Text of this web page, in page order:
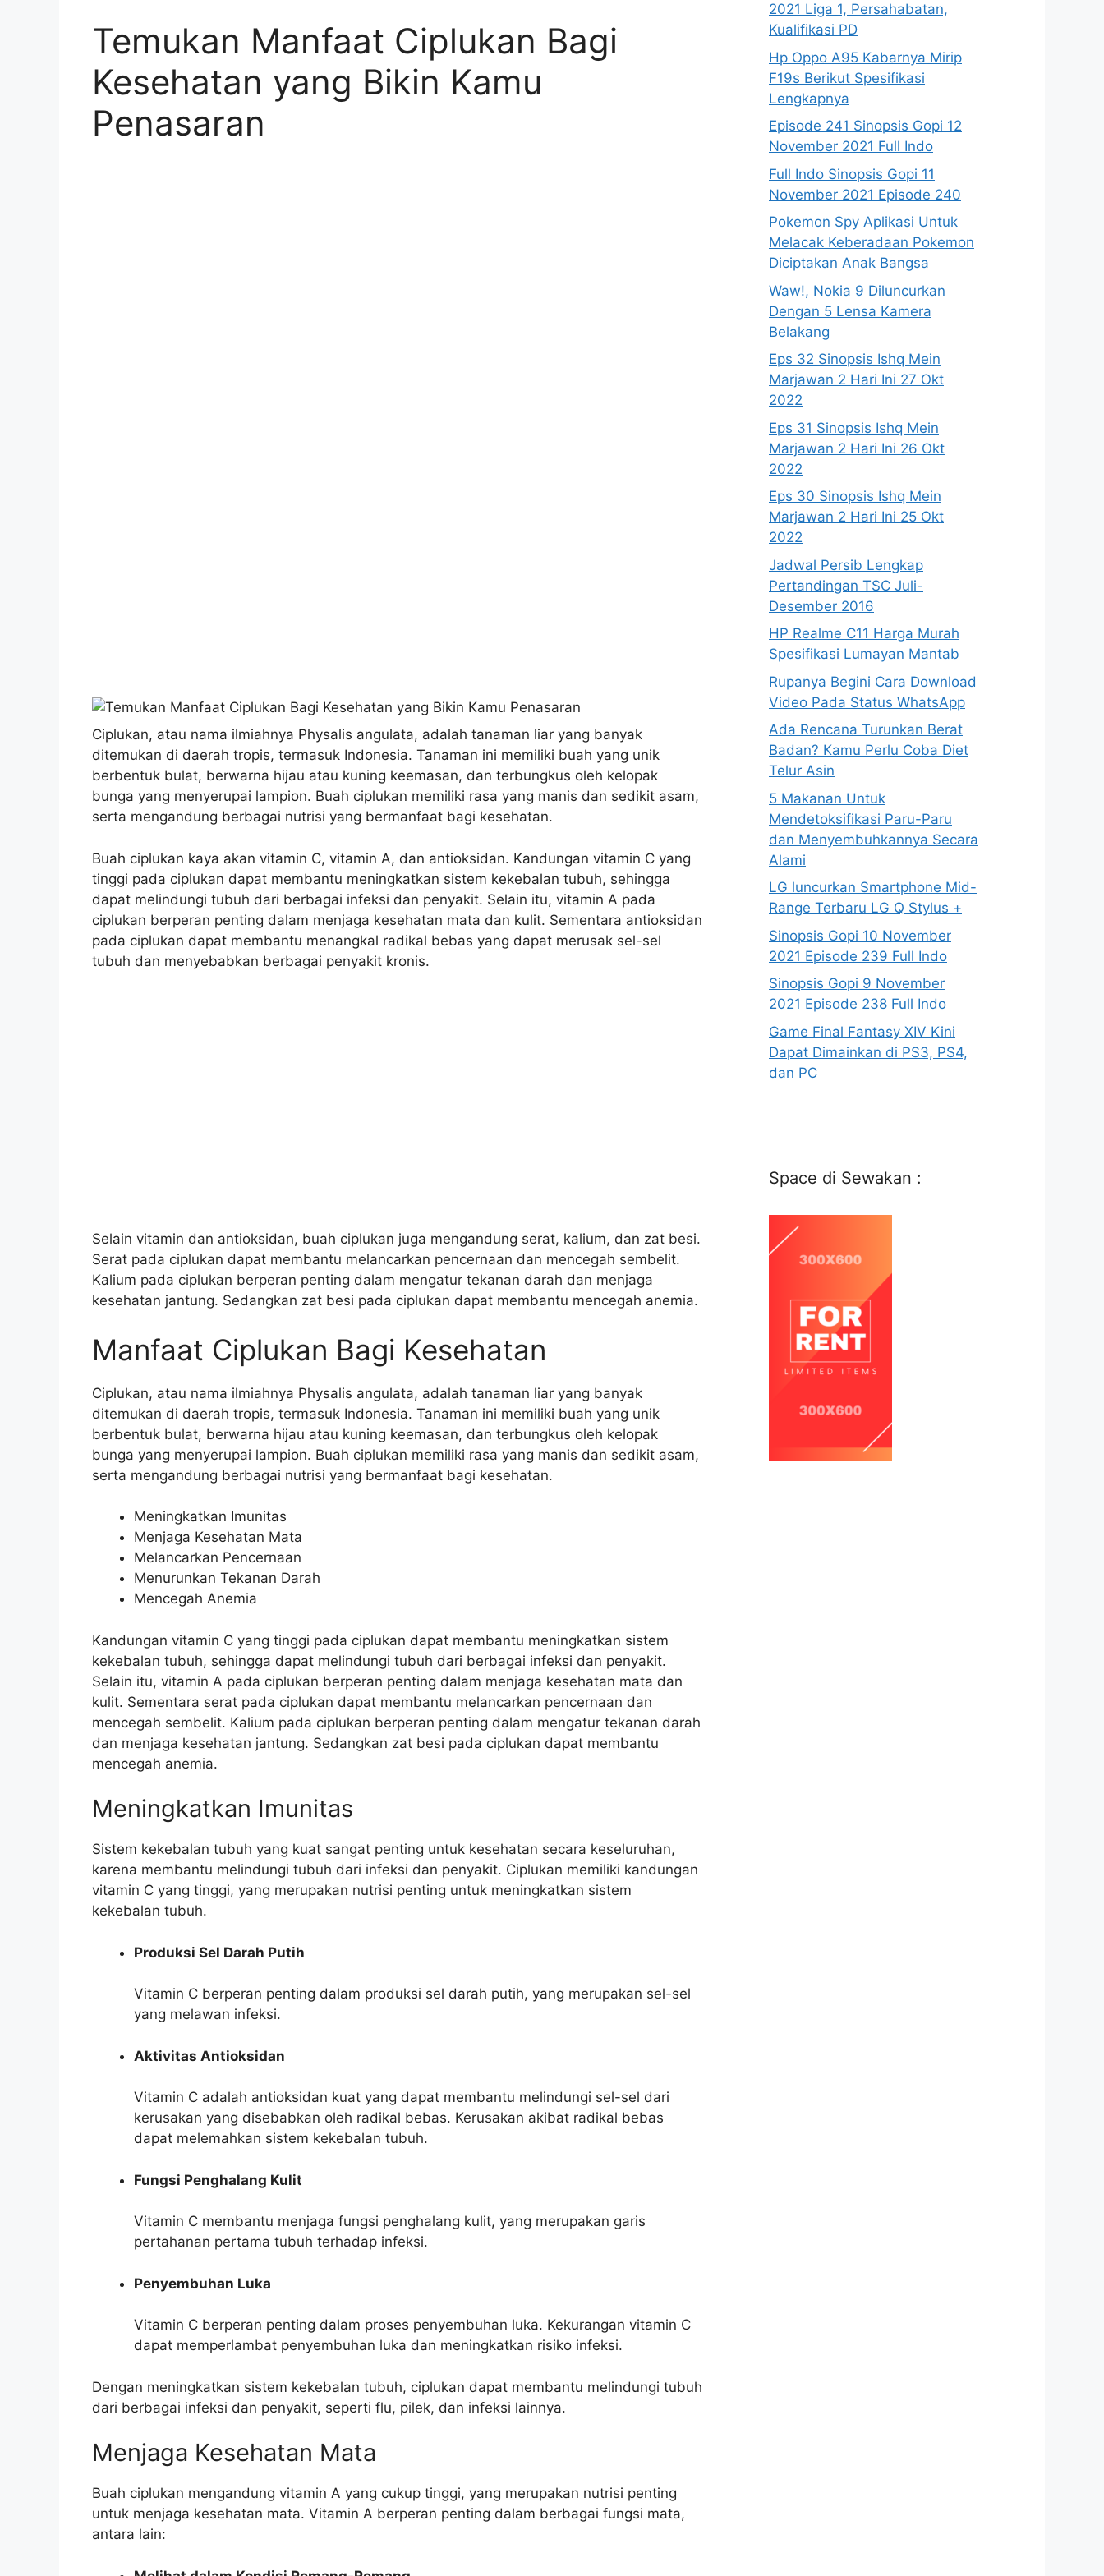
Temukan Manfaat Ciplukan Bagi
Kesehatan yang Bikin Kamu
Penasaran
Ciplukan, atau nama ilmiahnya Physalis angulata, adalah tanaman liar yang banyak
ditemukan di daerah tropis, termasuk Indonesia. Tanaman ini memiliki buah yang unik
berbentuk bulat, berwarna hijau atau kuning keemasan, dan terbungkus oleh kelopak
bunga yang menyerupai lampion. Buah ciplukan memiliki rasa yang manis dan sedikit asam,
serta mengandung berbagai nutrisi yang bermanfaat bagi kesehatan.
Buah ciplukan kaya akan vitamin C, vitamin A, dan antioksidan. Kandungan vitamin C yang
tinggi pada ciplukan dapat membantu meningkatkan sistem kekebalan tubuh, sehingga
dapat melindungi tubuh dari berbagai infeksi dan penyakit. Selain itu, vitamin A pada
ciplukan berperan penting dalam menjaga kesehatan mata dan kulit. Sementara antioksidan
pada ciplukan dapat membantu menangkal radikal bebas yang dapat merusak sel-sel
tubuh dan menyebabkan berbagai penyakit kronis.
Selain vitamin dan antioksidan, buah ciplukan juga mengandung serat, kalium, dan zat besi.
Serat pada ciplukan dapat membantu melancarkan pencernaan dan mencegah sembelit.
Kalium pada ciplukan berperan penting dalam mengatur tekanan darah dan menjaga
kesehatan jantung. Sedangkan zat besi pada ciplukan dapat membantu mencegah anemia.
Manfaat Ciplukan Bagi Kesehatan
Ciplukan, atau nama ilmiahnya Physalis angulata, adalah tanaman liar yang banyak
ditemukan di daerah tropis, termasuk Indonesia. Tanaman ini memiliki buah yang unik
berbentuk bulat, berwarna hijau atau kuning keemasan, dan terbungkus oleh kelopak
bunga yang menyerupai lampion. Buah ciplukan memiliki rasa yang manis dan sedikit asam,
serta mengandung berbagai nutrisi yang bermanfaat bagi kesehatan.
Meningkatkan Imunitas
Menjaga Kesehatan Mata
Melancarkan Pencernaan
Menurunkan Tekanan Darah
Mencegah Anemia
Kandungan vitamin C yang tinggi pada ciplukan dapat membantu meningkatkan sistem
kekebalan tubuh, sehingga dapat melindungi tubuh dari berbagai infeksi dan penyakit.
Selain itu, vitamin A pada ciplukan berperan penting dalam menjaga kesehatan mata dan
kulit. Sementara serat pada ciplukan dapat membantu melancarkan pencernaan dan
mencegah sembelit. Kalium pada ciplukan berperan penting dalam mengatur tekanan darah
dan menjaga kesehatan jantung. Sedangkan zat besi pada ciplukan dapat membantu
mencegah anemia.
Meningkatkan Imunitas
Sistem kekebalan tubuh yang kuat sangat penting untuk kesehatan secara keseluruhan,
karena membantu melindungi tubuh dari infeksi dan penyakit. Ciplukan memiliki kandungan
vitamin C yang tinggi, yang merupakan nutrisi penting untuk meningkatkan sistem
kekebalan tubuh.
Produksi Sel Darah Putih
Vitamin C berperan penting dalam produksi sel darah putih, yang merupakan sel-sel
yang melawan infeksi.
Aktivitas Antioksidan
Vitamin C adalah antioksidan kuat yang dapat membantu melindungi sel-sel dari
kerusakan yang disebabkan oleh radikal bebas. Kerusakan akibat radikal bebas
dapat melemahkan sistem kekebalan tubuh.
Fungsi Penghalang Kulit
Vitamin C membantu menjaga fungsi penghalang kulit, yang merupakan garis
pertahanan pertama tubuh terhadap infeksi.
Penyembuhan Luka
Vitamin C berperan penting dalam proses penyembuhan luka. Kekurangan vitamin C
dapat memperlambat penyembuhan luka dan meningkatkan risiko infeksi.
Dengan meningkatkan sistem kekebalan tubuh, ciplukan dapat membantu melindungi tubuh
dari berbagai infeksi dan penyakit, seperti flu, pilek, dan infeksi lainnya.
Menjaga Kesehatan Mata
Buah ciplukan mengandung vitamin A yang cukup tinggi, yang merupakan nutrisi penting
untuk menjaga kesehatan mata. Vitamin A berperan penting dalam berbagai fungsi mata,
antara lain:
2021 Liga 1, Persahabatan,
Kualifikasi PD
Hp Oppo A95 Kabarnya Mirip
F19s Berikut Spesifikasi
Lengkapnya
Episode 241 Sinopsis Gopi 12
November 2021 Full Indo
Full Indo Sinopsis Gopi 11
November 2021 Episode 240
Pokemon Spy Aplikasi Untuk
Melacak Keberadaan Pokemon
Diciptakan Anak Bangsa
Waw!, Nokia 9 Diluncurkan
Dengan 5 Lensa Kamera
Belakang
Eps 32 Sinopsis Ishq Mein
Marjawan 2 Hari Ini 27 Okt
2022
Eps 31 Sinopsis Ishq Mein
Marjawan 2 Hari Ini 26 Okt
2022
Eps 30 Sinopsis Ishq Mein
Marjawan 2 Hari Ini 25 Okt
2022
Jadwal Persib Lengkap
Pertandingan TSC Juli-
Desember 2016
HP Realme C11 Harga Murah
Spesifikasi Lumayan Mantab
Rupanya Begini Cara Download
Video Pada Status WhatsApp
Ada Rencana Turunkan Berat
Badan? Kamu Perlu Coba Diet
Telur Asin
5 Makanan Untuk
Mendetoksifikasi Paru-Paru
dan Menyembuhkannya Secara
Alami
LG luncurkan Smartphone Mid-
Range Terbaru LG Q Stylus +
Sinopsis Gopi 10 November
2021 Episode 239 Full Indo
Sinopsis Gopi 9 November
2021 Episode 238 Full Indo
Game Final Fantasy XIV Kini
Dapat Dimainkan di PS3, PS4,
dan PC
Space di Sewakan :